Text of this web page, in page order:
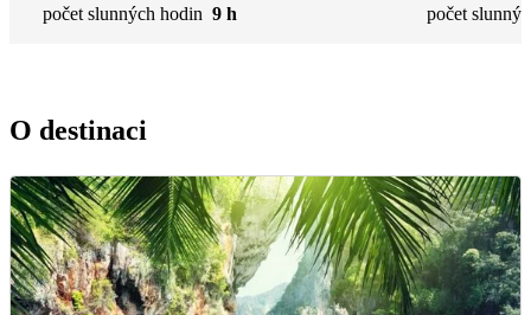
počet slunných hodin 9 h
počet
O destinaci